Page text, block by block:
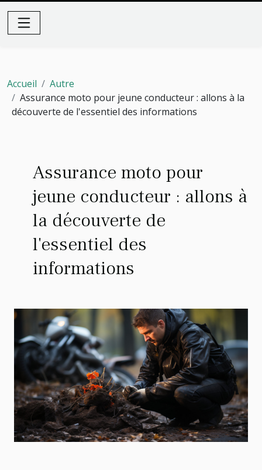
Accueil
Autre
Assurance moto pour jeune conducteur : allons à la
découverte de l'essentiel des informations
Assurance moto pour
jeune conducteur : allons à
la découverte de
l'essentiel des
informations